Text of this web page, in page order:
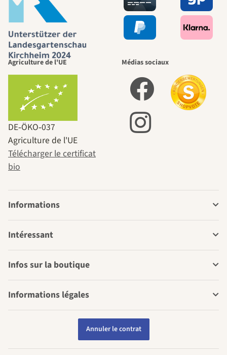
Agriculture de l'UE
DE‑ÖKO‑037
Agriculture de l'UE
Télécharger le certificat
bio
Médias sociaux
Informations
Intéressant
Infos sur la boutique
Informations légales
Annuler le contrat